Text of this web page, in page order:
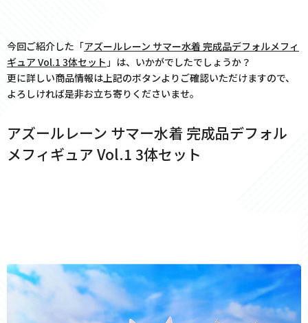
今回ご紹介した「アズールレーン サマー水着 完成品デフォルメフィ
ギュア Vol.1 3体セット」は、いかがでしたでしょうか？
更に詳しい商品情報は上記のボタンよりご確認いただけますので、
よろしければ是非お立ち寄りくださいませ。
アズールレーン サマー水着 完成品デフォル
メフィギュア Vol.1 3体セット